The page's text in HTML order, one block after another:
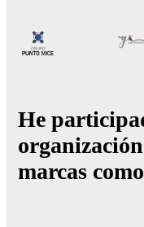
He
marcas